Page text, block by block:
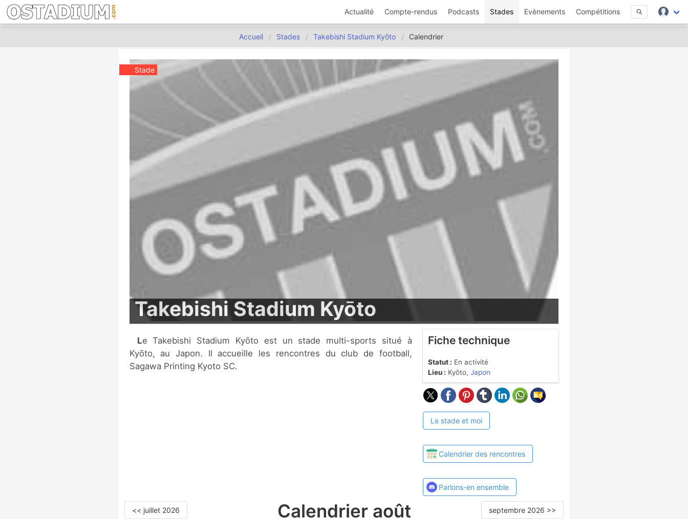
Actualité Compte-rendus Podcasts Stades Evènements Compétitions
Accueil Stades Takebishi Stadium Kyōto Calendrier
Stade
Takebishi Stadium Kyōto
Le Takebishi Stadium Kyōto est un stade multi-sports situé à
Kyōto, au Japon. Il accueille les rencontres du club de football,
Sagawa Printing Kyoto SC.
Fiche technique
Statut : En activité
Lieu : Kyōto, Japon
Le stade et moi
Calendrier des rencontres
Parlons-en ensemble
Calendrier août
<< juillet 2026 septembre 2026 >>